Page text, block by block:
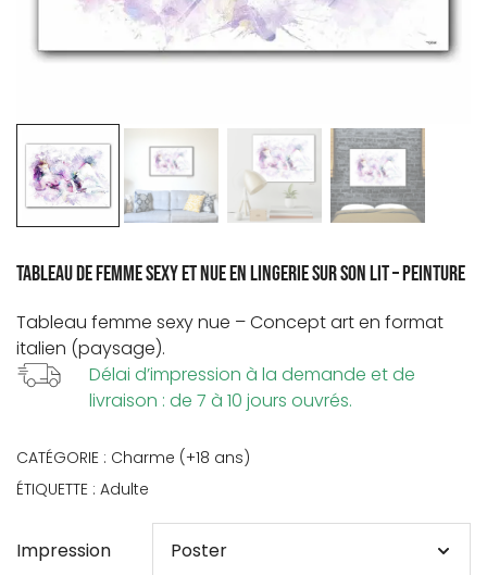
Tableau de femme sexy et nue en lingerie sur son lit – Peinture
Tableau femme sexynue – Concept art en format
italien (paysage).
Délai d’impression à la demande et de
livraison : de 7 à 10 jours ouvrés.
CATÉGORIE : Charme (+18 ans)
ÉTIQUETTE : Adulte
Impression